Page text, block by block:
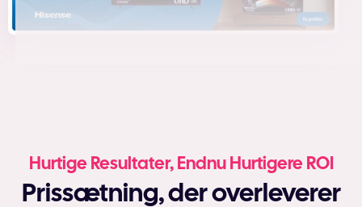
Hurtige Resultater, Endnu Hurtigere ROI
Prissætning, der overleverer